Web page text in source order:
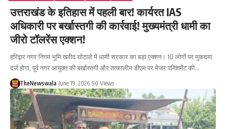
उत्तराखंड के इतिहास में पहली बार! कार्यरत IAS
अधिकारी पर बर्खास्तगी की कार्रवाई! मुख्यमंत्री धामी का
जीरो टॉलरेंस एक्शन!
हरिद्वार नगर निगम भूमि खरीद घोटाले में धामी सरकार का बड़ा एक्शन। 10 लोगों पर मुकदमा
दर्ज होगा, पूर्व नगर आयुक्त की बर्खास्तगी और तत्कालीन डीएम पर मेजर पनिशमेंट की…
TheNewswala June 19, 2026 90 Views